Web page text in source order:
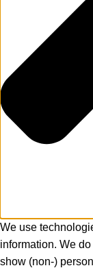
We use
information. We
show (non-)